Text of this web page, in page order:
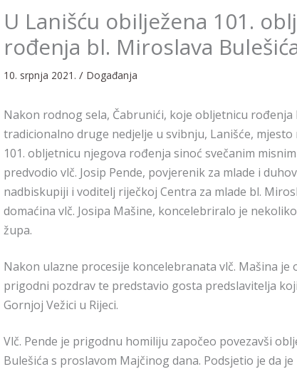
U Lanišću obilježena 101.
rođenja bl. Miroslava
10. srpnja 2021. / Događanja
Nakon rodnog sela, Čabrunići, koje obljetnicu rođenja
tradicionalno druge nedjelje u svibnju, Lanišće,
101. obljetnicu njegova rođenja sinoć svečanim
predvodio vlč. Josip Pende, povjerenik za mlade i
nadbiskupiji i voditelj riječkoj Centra za mlade bl.
domaćina vlč. Josipa Mašine, koncelebriralo je
župa.
Nakon ulazne procesije koncelebranata vlč. Mašina
prigodni pozdrav te predstavio gosta predslavitelja
Gornjoj Vežici u Rijeci.
Vlč. Pende je prigodnu homiliju započeo povezavši
Bulešića s proslavom Majčinog dana. Podsjetio je da